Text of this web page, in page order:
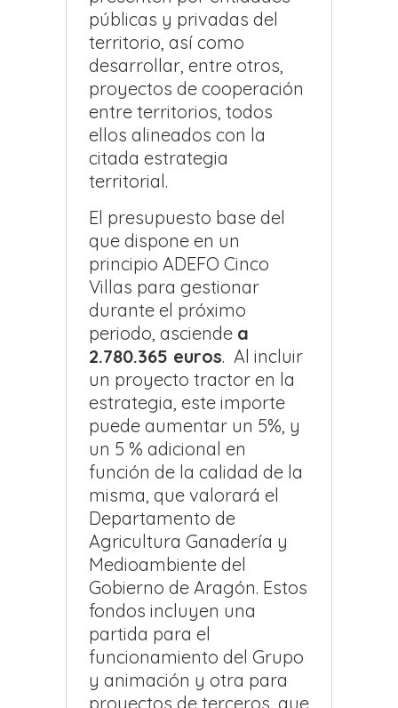
públicas y privadas del
territorio, así como
desarrollar, entre otros,
proyectos de cooperación
entre territorios, todos
ellos alineados con la
citada estrategia
territorial.
El presupuesto base del
que dispone en un
principio ADEFO Cinco
Villas para gestionar
durante el próximo
periodo, asciende a
2.780.365 euros. Al incluir
un proyecto tractor en la
estrategia, este importe
puede aumentar un 5%, y
un 5 % adicional en
función de la calidad de la
misma, que valorará el
Departamento de
Agricultura Ganadería y
Medioambiente del
Gobierno de Aragón. Estos
fondos incluyen una
partida para el
funcionamiento del Grupo
y animación y otra para
proyectos de terceros, que